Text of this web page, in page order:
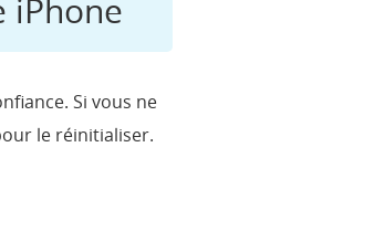
iPhone
Si vous ne
le réinitialiser.